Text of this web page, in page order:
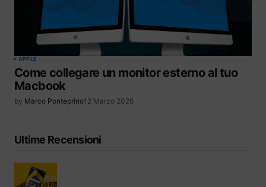
APPLE
Come collegare un monitor esterno al tuo
Macbook
by Marco Ponteprino12 Marzo 2026
Ultime Recensioni